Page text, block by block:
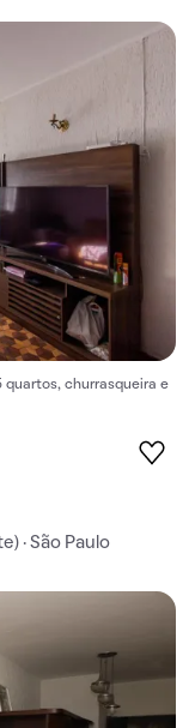
quartos, churrasqueira e
· São Paulo